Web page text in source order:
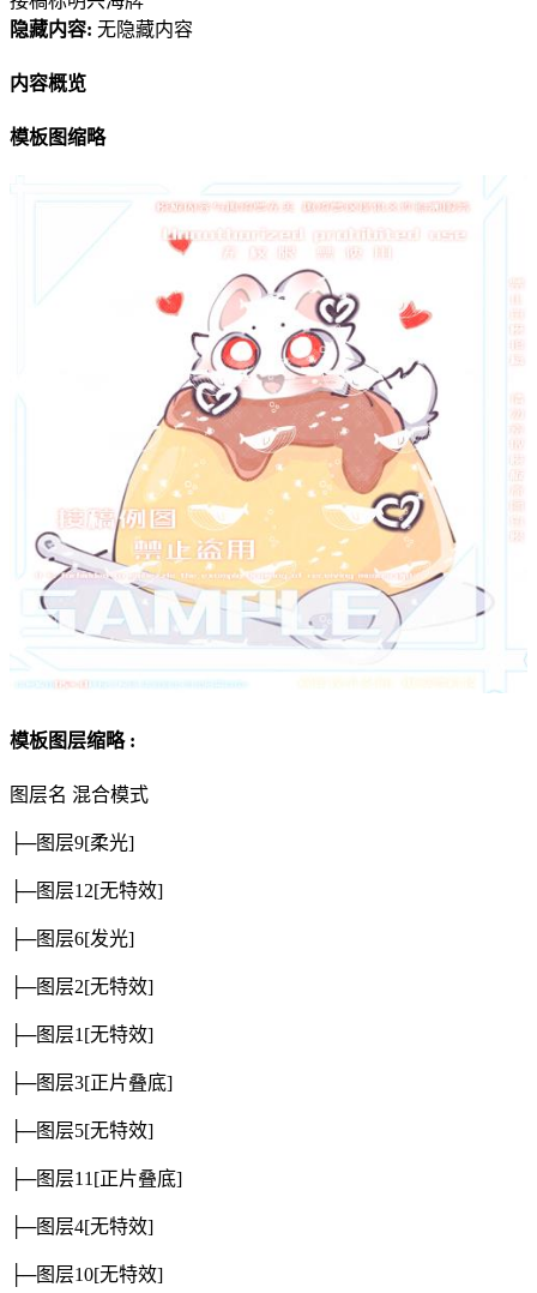
隐藏内容: 无隐藏内容
内容概览
模板图缩略
模板图层缩略 :
图层名 混合模式
├─图层9[柔光]
├─图层12[无特效]
├─图层6[发光]
├─图层2[无特效]
├─图层1 [无特效]
├─图层3[正片叠底]
├─图层5[无特效]
├─图层11 [正片叠底]
├─图层4[无特效]
├─图层10[无特效]